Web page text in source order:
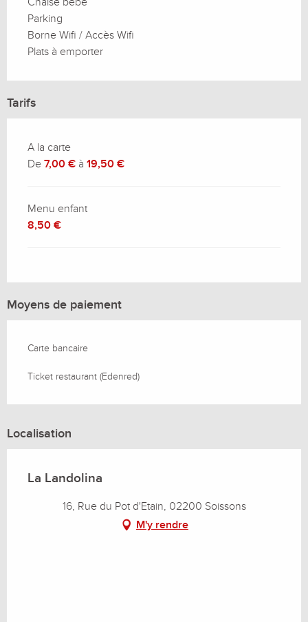
Parking
Borne Wifi / Accès Wifi
Plats à emporter
Tarifs
A la carte
De 7,00 € à 19,50 €
Menu enfant
8,50 €
Moyens de paiement
Carte bancaire
Ticket restaurant (Edenred)
Localisation
La Landolina
16, Rue du Pot d'Etain, 02200 Soissons
M'y rendre